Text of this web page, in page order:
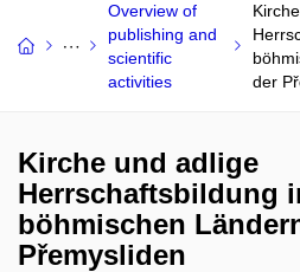
Overview of
publishing and
scientific
activities
der
Kirche und adlige
Herrschaftsbildung
böhmischen
Přemysliden